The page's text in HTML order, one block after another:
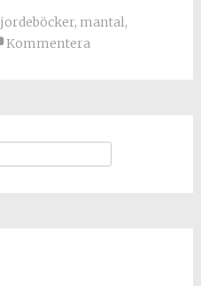
jordeböcker, mantal,
Kommentera